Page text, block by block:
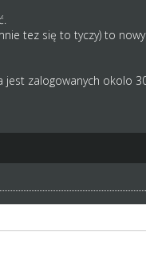
tez się to tyczy) to
zalogowanych okolo